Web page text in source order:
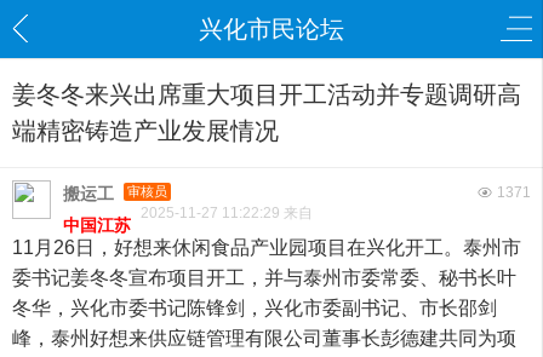
兴化市民论坛
姜冬冬来兴出席重大项目开工活动并专题调研高
端精密铸造产业发展情况
1371
搬运工 审核员
2025-11-27 11:22:29 来自
中国江苏
11月26日，好想来休闲食品产业园项目在兴化开工。泰州市
委书记姜冬冬宣布项目开工，并与泰州市委常委、秘书长叶
冬华，兴化市委书记陈锋剑，兴化市委副书记、市长邵剑
峰，泰州好想来供应链管理有限公司董事长彭德建共同为项